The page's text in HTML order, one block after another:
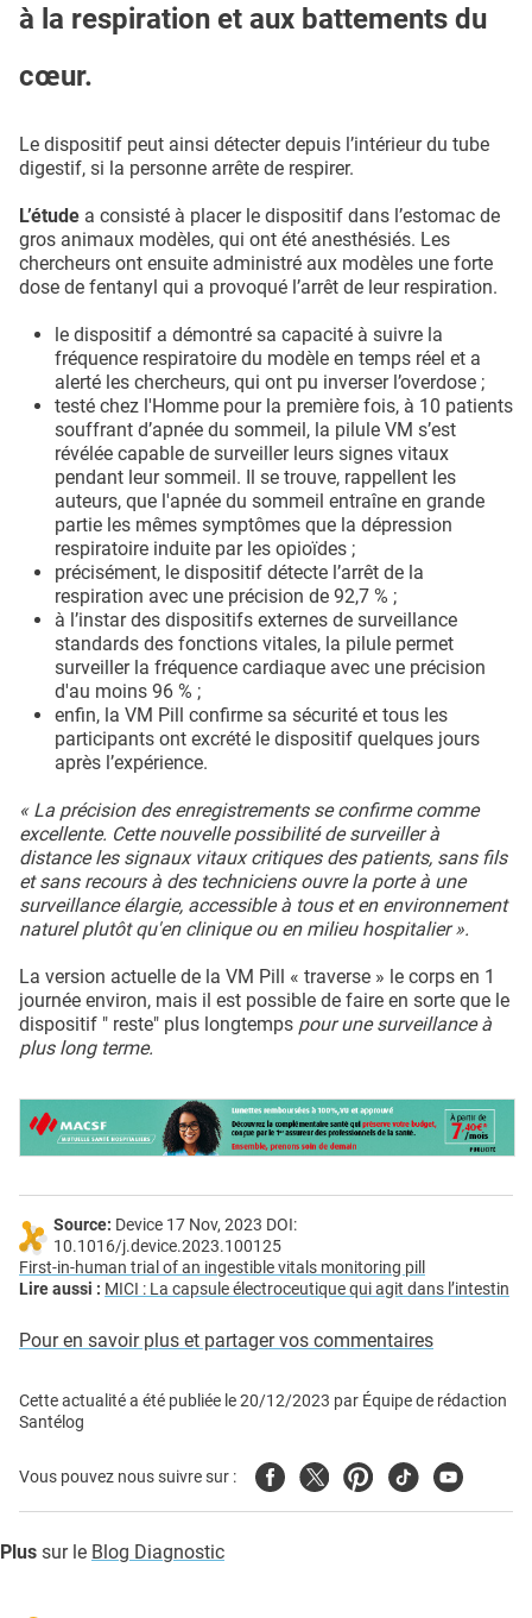
à la respiration et aux battements du
cœur.
Le dispositif peut ainsi détecter depuis l’intérieur du tube
digestif, si la personne arrête de respirer.
L’étude a consisté à placer le dispositif dans l’estomac de
gros animaux modèles, qui ont été anesthésiés. Les
chercheurs ont ensuite administré aux modèles une forte
dose de fentanyl qui a provoqué l’arrêt de leur respiration.
le dispositif a démontré sa capacité à suivre la
fréquence respiratoire du modèle en temps réel et a
alerté les chercheurs, qui ont pu inverser l’overdose ;
testé chez l'Homme pour la première fois, à 10 patients
souffrant d’apnée du sommeil, la pilule VM s’est
révélée capable de surveiller leurs signes vitaux
pendant leur sommeil. Il se trouve, rappellent les
auteurs, que l'apnée du sommeil entraîne en grande
partie les mêmes symptômes que la dépression
respiratoire induite par les opioïdes ;
précisément, le dispositif détecte l’arrêt de la
respiration avec une précision de 92,7 % ;
à l’instar des dispositifs externes de surveillance
standards des fonctions vitales, la pilule permet
surveiller la fréquence cardiaque avec une précision
d'au moins 96 % ;
enfin, la VM Pill confirme sa sécurité et tous les
participants ont excrété le dispositif quelques jours
après l’expérience.
« La précision des enregistrements se confirme comme
excellente. Cette nouvelle possibilité de surveiller à
distance les signaux vitaux critiques des patients, sans fils
et sans recours à des techniciens ouvre la porte à une
surveillance élargie, accessible à tous et en environnement
naturel plutôt qu'en clinique ou en milieu hospitalier ».
La version actuelle de la VM Pill « traverse » le corps en 1
journée environ, mais il est possible de faire en sorte que le
dispositif " reste" plus longtemps pour une surveillance à
plus long terme.
Source: Device 17 Nov, 2023 DOI:
10.1016/j.device.2023.100125
First-in-human trial of an ingestible vitals monitoring pill
Lire aussi : MICI : La capsule électroceutique qui agit dans l’intestin
Pour en savoir plus et partager vos commentaires
Cette actualité a été publiée le20/12/2023 par Équipe de rédaction
Santélog
Vous pouvez nous suivre sur : FacebookTwitterPinterest
TiktokYoutube
Plus sur le Blog Diagnostic